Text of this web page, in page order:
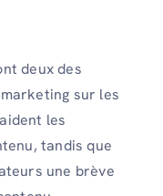
deux des
sur les
les
tandis que
une brève